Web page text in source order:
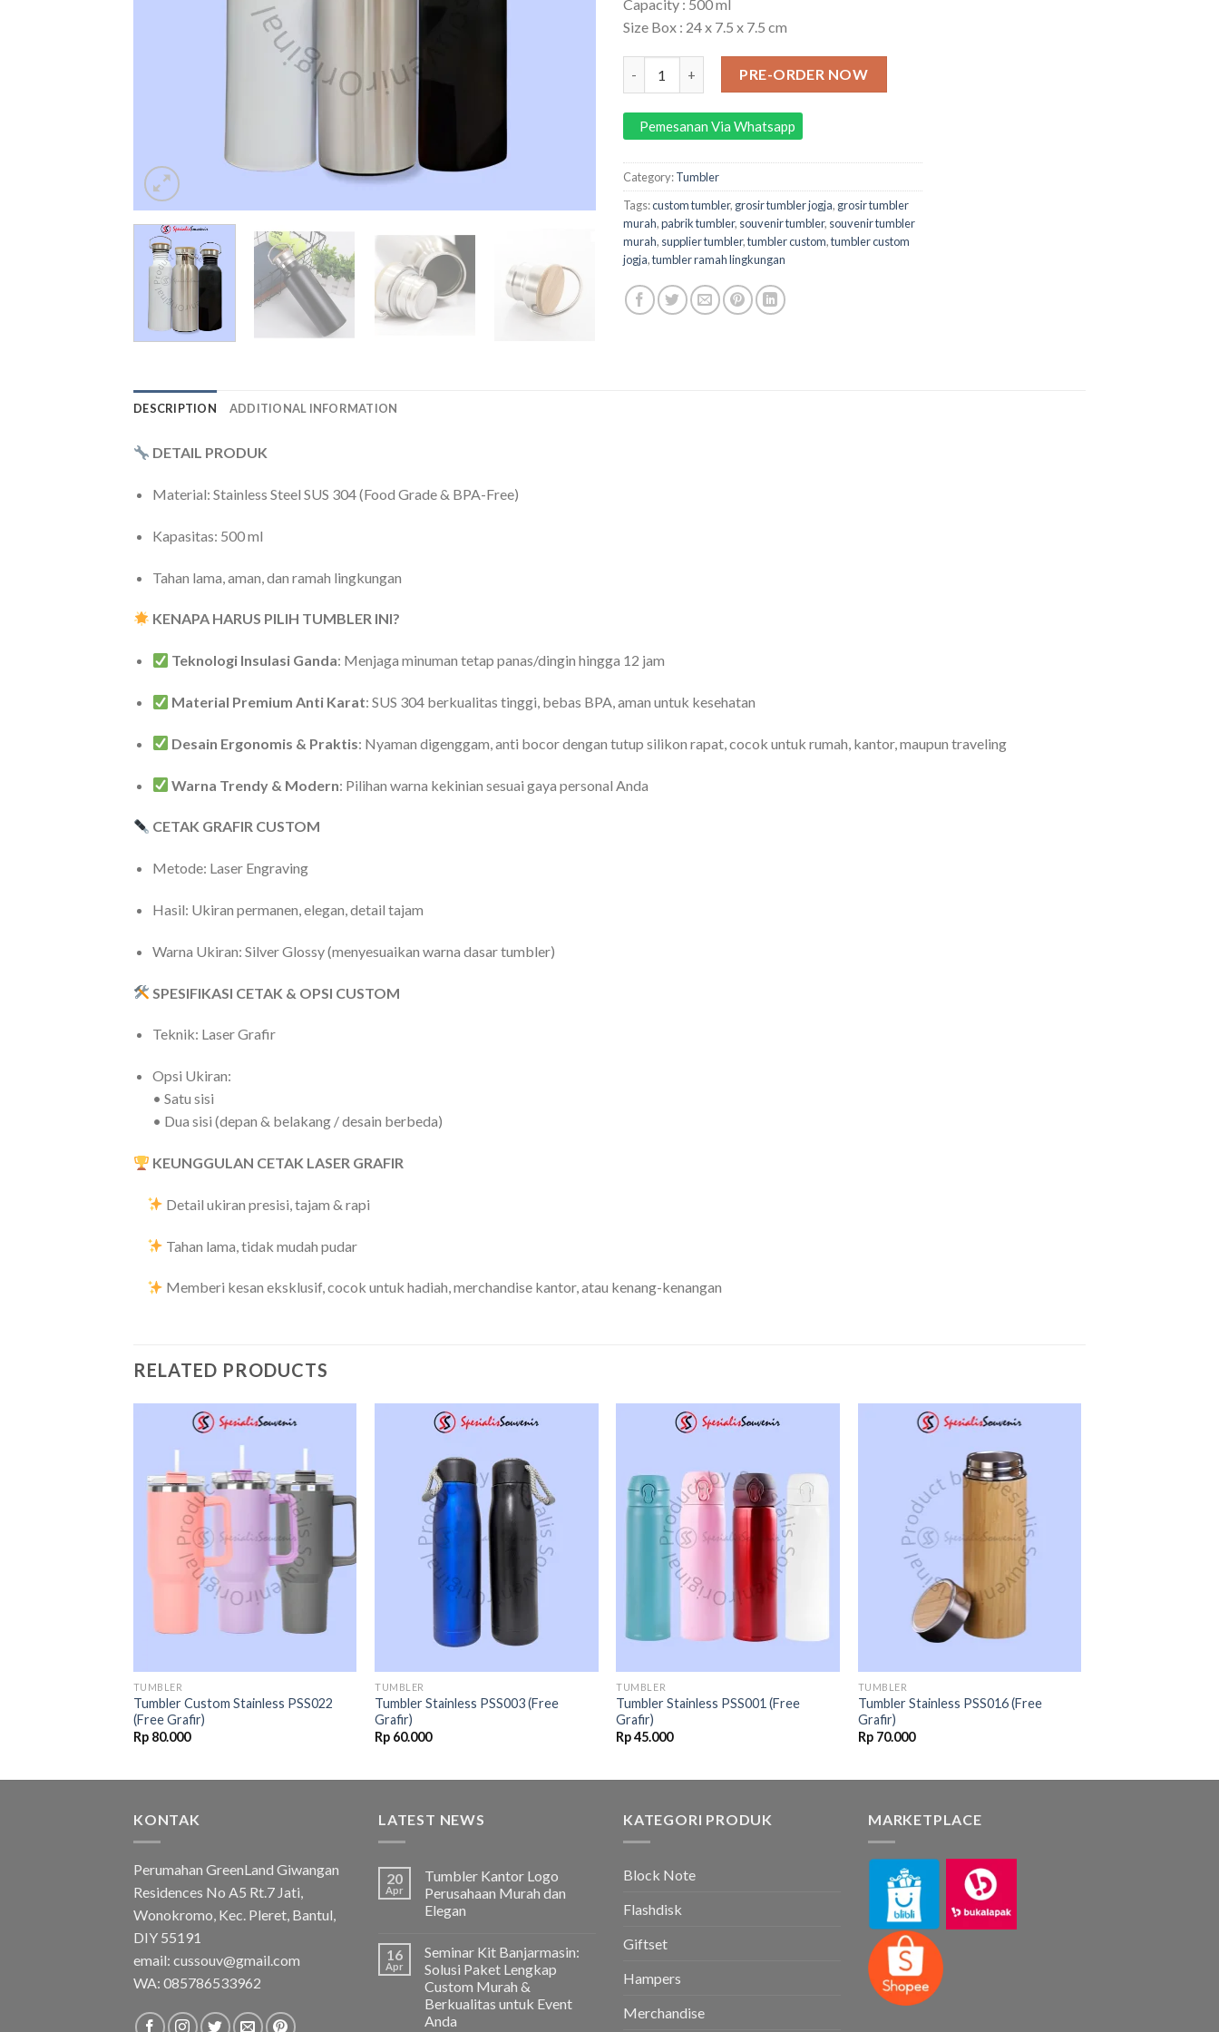
Capacity : 500 ml
Size Box : 24 x 7.5 x 7.5 cm
PRE-ORDER NOW
Pemesanan Via Whatsapp
Category:Tumbler
Tags:custom tumbler, grosir tumbler jogja, grosir tumbler
murah,pabrik tumbler, souvenir tumbler, souvenir tumbler
murah, supplier tumbler,tumbler custom,tumbler custom
jogja,tumbler ramah lingkungan
DESCRIPTION ADDITIONAL INFORMATION
DETAIL PRODUK
Material: Stainless Steel SUS 304 (Food Grade & BPA-Free)
Kapasitas: 500 ml
Tahan lama, aman, dan ramah lingkungan
KENAPA HARUS PILIH TUMBLER INI?
Teknologi Insulasi Ganda: Menjaga minuman tetap panas/dingin hingga 12 jam
Material Premium Anti Karat: SUS 304 berkualitas tinggi, bebas BPA, aman untuk kesehatan
Desain Ergonomis & Praktis: Nyaman digenggam, anti bocor dengan tutup silikon rapat, cocok untuk rumah, kantor, maupun traveling
Warna Trendy & Modern: Pilihan warna kekinian sesuai gaya personal Anda
CETAK GRAFIR CUSTOM
Metode: Laser Engraving
Hasil: Ukiran permanen, elegan, detail tajam
Warna Ukiran: Silver Glossy (menyesuaikan warna dasar tumbler)
SPESIFIKASI CETAK & OPSI CUSTOM
Teknik: Laser Grafir
Opsi Ukiran:
• Satu sisi
• Dua sisi (depan & belakang / desain berbeda)
KEUNGGULAN CETAK LASER GRAFIR
Detail ukiran presisi, tajam & rapi
Tahan lama, tidak mudah pudar
Memberi kesan eksklusif, cocok untuk hadiah, merchandise kantor, atau kenang-kenangan
RELATED PRODUCTS
Add to
wishlist
TUMBLER
Tumbler Custom Stainless PSS022
(Free Grafir)
Rp80.000
wishlist
TUMBLER
Tumbler Stainless PSS003 (Free
Grafir)
Rp 60.000
Add to
wishlist
TUMBLER
Tumbler Stainless PSS001 (Free
Grafir)
Rp45.000
TUMBLER
Tumbler Stainless PSS016 (Free
Grafir)
Rp70.000
KONTAK
Perumahan GreenLand Giwangan
Residences No A5 Rt.7 Jati,
Wonokromo, Kec. Pleret, Bantul,
DIY 55191
email: cussouv@gmail.com
WA: 085786533962
LATEST NEWS
20
Apr
Tumbler Kantor Logo
Perusahaan Murah dan
Elegan
16
Apr
Seminar Kit Banjarmasin:
Solusi Paket Lengkap
Custom Murah &
Berkualitas untuk Event
Anda
KATEGORI PRODUK
Block Note
Flashdisk
Giftset
Hampers
Merchandise
MARKETPLACE